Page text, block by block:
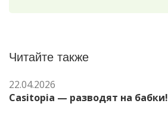
Читайте также
22.04.2026
Casitopia — разводят на бабки!